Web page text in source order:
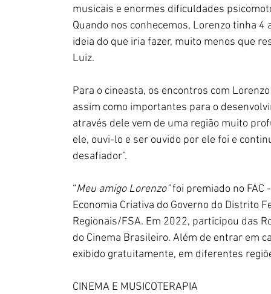
musicais e enormes dificuldades
Quando nos conhecemos, Lorenzo tinha 4
ideia do que iria fazer, muito menos que
Luiz.
Para o cineasta, os encontros com
assim como importantes para o
através dele vem de uma região muito
ele, ouvi-lo e ser ouvido por ele foi e
desafiador”.
“Meu amigo Lorenzo” foi premiado no FAC
Economia Criativa do Governo do Distrito
Regionais/FSA. Em 2022, participou das
do Cinema Brasileiro. Além de entrar em
exibido gratuitamente, em diferentes
CINEMA E MUSICOTERAPIA